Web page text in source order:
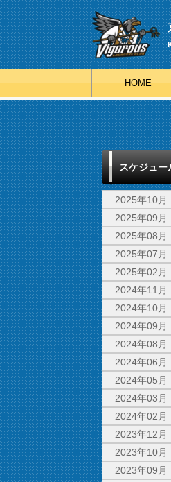
HOME
スケジュー
2025年10月
2025年09月
2025年08月
2025年07月
2025年02月
2024年11月
2024年10月
2024年09月
2024年08月
2024年06月
2024年05月
2024年03月
2024年02月
2023年12月
2023年10月
2023年09月